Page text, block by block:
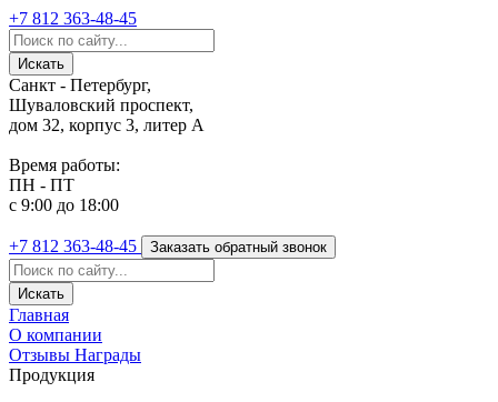
+7 812 363-48-45
Санкт - Петербург,
Шуваловский проспект,
дом 32, корпус 3, литер А
Время работы:
ПН - ПТ
с 9:00 до 18:00
+7 812 363-48-45 Заказать обратный звонок
Главная
О компании
Отзывы Награды
Продукция